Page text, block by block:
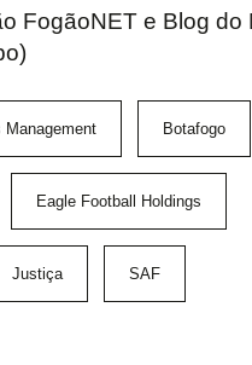
FogãoNET e Blog do
Management Botafogo
Eagle Football Holdings
Justiça SAF